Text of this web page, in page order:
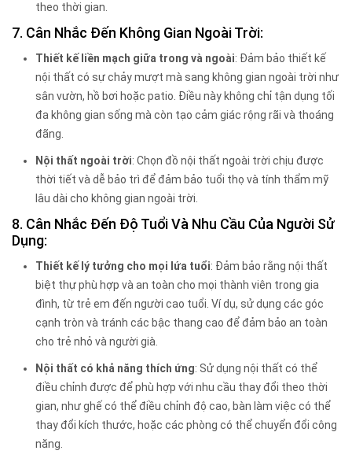
theo thời gian.
7. Cân Nhắc Đến Không Gian Ngoài Trời:
Thiết kế liền mạch giữa trong và ngoài: Đảm bảo thiết kế
nội thất có sự chảy mượt mà sang không gian ngoài trời như
sân vườn, hồ bơi hoặc patio. Điều này không chỉ tận dụng tối
đa không gian sống mà còn tạo cảm giác rộng rãi và thoáng
đãng.
Nội thất ngoài trời: Chọn đồ nội thất ngoài trời chịu được
thời tiết và dễ bảo trì để đảm bảo tuổi thọ và tính thẩm mỹ
lâu dài cho không gian ngoài trời.
8. Cân Nhắc Đến Độ Tuổi Và Nhu Cầu Của Người Sử
Dụng:
Thiết kế lý tưởng cho mọi lứa tuổi: Đảm bảo rằng nội thất
biệt thự phù hợp và an toàn cho mọi thành viên trong gia
đình, từ trẻ em đến người cao tuổi. Ví dụ, sử dụng các góc
cạnh tròn và tránh các bậc thang cao để đảm bảo an toàn
cho trẻ nhỏ và người già.
Nội thất có khả năng thích ứng: Sử dụng nội thất có thể
điều chỉnh được để phù hợp với nhu cầu thay đổi theo thời
gian, như ghế có thể điều chỉnh độ cao, bàn làm việc có thể
thay đổi kích thước, hoặc các phòng có thể chuyển đổi công
năng.